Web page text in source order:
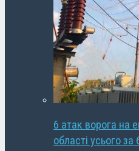
6 атак ворога на
області усього за